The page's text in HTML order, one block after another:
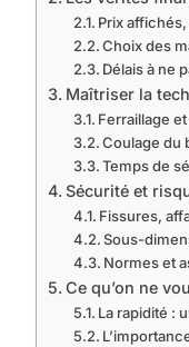
Prix
Choix des
Délais à ne
Maîtriser la
Ferraillage
Coulage du
Temps de
Sécurité et
Fissures,
Sous-
Normes et
Ce qu’on ne
La rapidité :